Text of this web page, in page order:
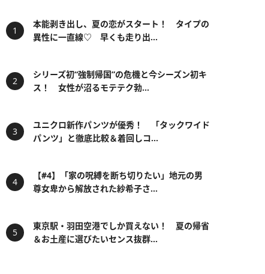
本能剥き出し、夏の恋がスタート！ タイプの
異性に一直線♡ 早くも走り出...
シリーズ初“強制帰国”の危機と今シーズン初キ
ス！ 女性が沼るモテテク勃...
ユニクロ新作パンツが優秀！ 「タックワイド
パンツ」と徹底比較＆着回しコ...
【#4】「家の呪縛を断ち切りたい」地元の男
尊女卑から解放された紗希子さ...
東京駅・羽田空港でしか買えない！ 夏の帰省
＆お土産に選びたいセンス抜群...